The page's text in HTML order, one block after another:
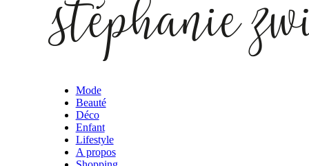
Mode
Beauté
Déco
Enfant
Lifestyle
A propos